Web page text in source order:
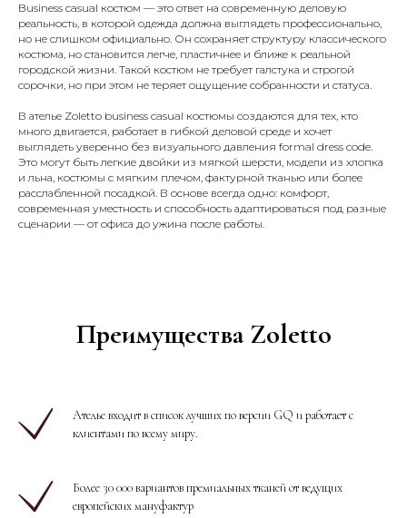
Business casual костюм — это ответ на современную деловую
реальность, в которой одежда должна выглядеть профессионально,
но не слишком официально. Он сохраняет структуру классического
костюма, но становится легче, пластичнее и ближе к реальной
городской жизни. Такой костюм не требует галстука и строгой
сорочки, но при этом не теряет ощущение собранности и статуса.
В ателье Zoletto business casual костюмы создаются для тех, кто
много двигается, работает в гибкой деловой среде и хочет
выглядеть уверенно без визуального давления formal dress code.
Это могут быть легкие двойки из мягкой шерсти, модели из хлопка
и льна, костюмы с мягким плечом, фактурной тканью или более
расслабленной посадкой. В основе всегда одно: комфорт,
современная уместность и способность адаптироваться под разные
сценарии — от офиса до ужина после работы.
Преимущества Zoletto
Ателье входит в список лучших по версии GQ и работает с
клиентами по всему миру.
Более 30 000 вариантов премиальных тканей от ведущих
европейских мануфактур